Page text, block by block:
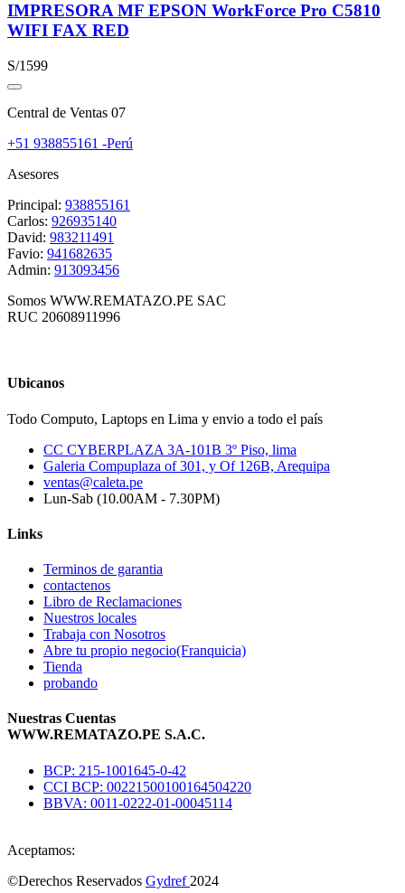
IMPRESORA MF EPSON WorkForce Pro C5810
WIFI FAX RED
S/1599
Central de Ventas 07
+51 938855161 -Perú
Asesores
Principal: 938855161
Carlos: 926935140
David: 983211491
Favio: 941682635
Admin: 913093456
Somos WWW.REMATAZO.PE SAC
RUC 20608911996
Ubicanos
Todo Computo, Laptops en Lima y envio a todo el país
CC CYBERPLAZA 3A-101B 3º Piso, lima
Galeria Compuplaza of 301, y Of 126B, Arequipa
ventas@caleta.pe
Lun-Sab (10.00AM - 7.30PM)
Links
Terminos de garantia
contactenos
Libro de Reclamaciones
Nuestros locales
Trabaja con Nosotros
Abre tu propio negocio(Franquicia)
Tienda
probando
Nuestras Cuentas
WWW.REMATAZO.PE S.A.C.
BCP: 215-1001645-0-42
CCI BCP: 00221500100164504220
BBVA: 0011-0222-01-00045114
Aceptamos:
©Derechos Reservados Gydref 2024